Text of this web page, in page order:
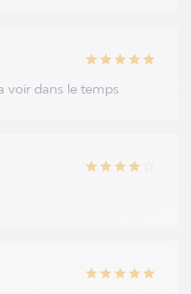
star star star star star
voir dans le temps
star star star star
star star star star star